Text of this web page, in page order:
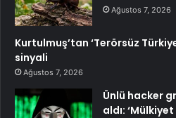
Ağustos 7, 2026
Kurtulmuş’tan ‘Terörsüz
sinyali
Ağustos 7, 2026
Ünlü hacker
aldı: